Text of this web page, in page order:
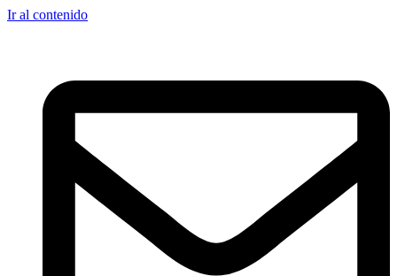
Ir al contenido